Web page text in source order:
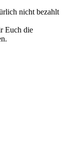
nicht bezahlt
Euch die